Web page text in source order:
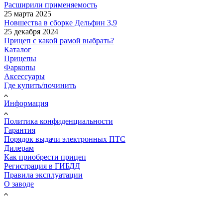
Расширили применяемость
25 марта 2025
Новшества в сборке Дельфин 3,9
25 декабря 2024
Прицеп с какой рамой выбрать?
Каталог
Прицепы
Фаркопы
Аксессуары
Где купить/починить
Информация
Политика конфиденциальности
Гарантия
Порядок выдачи электронных ПТС
Дилерам
Как приобрести прицеп
Регистрация в ГИБДД
Правила эксплуатации
О заводе